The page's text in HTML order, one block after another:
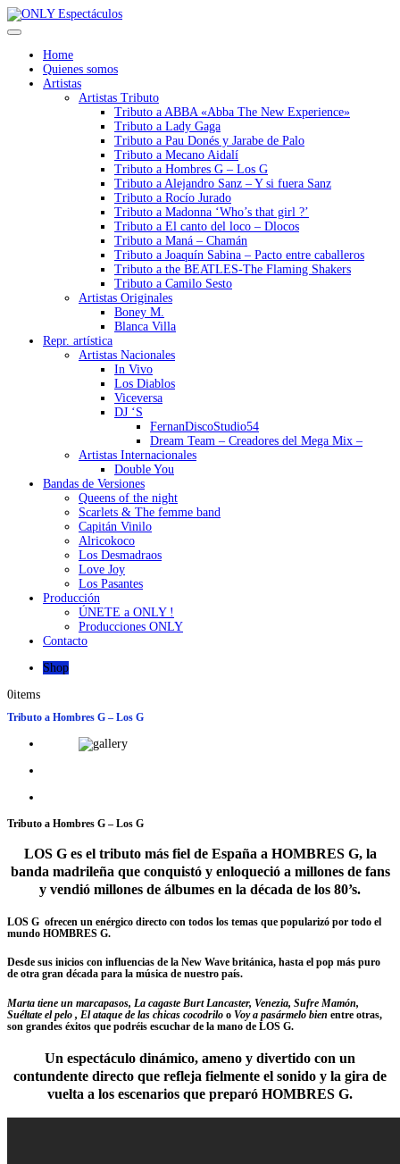
Home
Quienes somos
Artistas
Artistas Tributo
Tributo a ABBA «Abba The New Experience»
Tributo a Lady Gaga
Tributo a Pau Donés y Jarabe de Palo
Tributo a Mecano Aidalí
Tributo a Hombres G – Los G
Tributo a Alejandro Sanz – Y si fuera Sanz
Tributo a Rocío Jurado
Tributo a Madonna ‘Who’s that girl ?’
Tributo a El canto del loco – Dlocos
Tributo a Maná – Chamán
Tributo a Joaquín Sabina – Pacto entre caballeros
Tributo a the BEATLES-The Flaming Shakers
Tributo a Camilo Sesto
Artistas Originales
Boney M.
Blanca Villa
Repr. artística
Artistas Nacionales
In Vivo
Los Diablos
Viceversa
DJ ‘S
FernanDiscoStudio54
Dream Team – Creadores del Mega Mix –
Artistas Internacionales
Double You
Bandas de Versiones
Queens of the night
Scarlets & The femme band
Capitán Vinilo
Alricokoco
Los Desmadraos
Love Joy
Los Pasantes
Producción
ÚNETE a ONLY !
Producciones ONLY
Contacto
Shop
0items
Tributo a Hombres G – Los G
Tributo a Hombres G – Los G
LOS Ges el tributo más fiel de España a HOMBRES G, la
banda madrileña que conquistó y enloqueció a millones de fans
y vendió millones de álbumes en la década de los 80’s.
LOS G ofrecen un enérgico directo con todos los temas que popularizó por todo el
mundo HOMBRES G.
Desde sus inicios con influencias de la New Wave británica, hasta el pop más puro
de otra gran década para la música de nuestro país.
Marta tiene un marcapasos, La cagaste Burt Lancaster, Venezia, Sufre Mamón,
Suéltate el pelo , El ataque de las chicas cocodrilo o Voy a pasármelo bien entre otras,
son grandes éxitos que podréis escuchar de la mano de LOS G.
Un espectáculo dinámico, ameno y divertido con un
contundente directo que refleja fielmente el sonido y la gira de
vuelta a los escenarios que preparó HOMBRES G.